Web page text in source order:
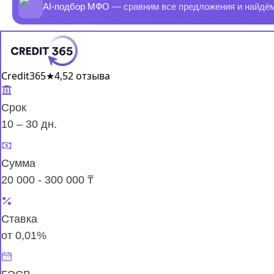
AI-подбор МФО — сравним все предложения и
Credit365★4,52 отзыва
Срок
10 – 30 дн.
Сумма
20 000 - 300 000 ₸
Ставка
от 0,01%